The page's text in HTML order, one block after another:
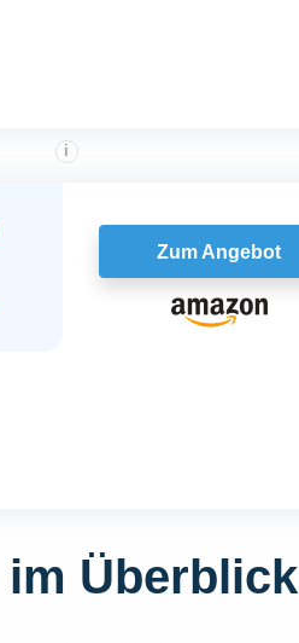
i
Zum Angebot
Überblick